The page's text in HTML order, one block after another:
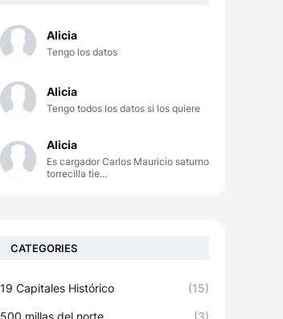
Alicia
Tengo los datos
Alicia
Tengo todos los datos si los quiere
Alicia
Es cargador Carlos Mauricio saturno
torrecilla tie...
CATEGORIES
19 Capitales Histórico (15)
500 millas del norte (3)